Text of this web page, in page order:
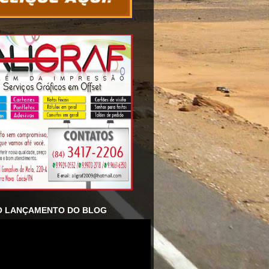
LANÇAMENTO DO BLOG